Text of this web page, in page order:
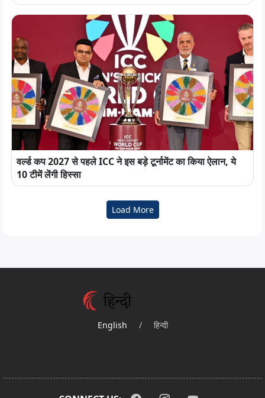
वर्ल्ड कप 2027 से पहले ICC ने इस बड़े टूर्नामेंट का किया ऐलान, ये
10 टीमें लेंगी हिस्सा
Load More
English / हिन्दी